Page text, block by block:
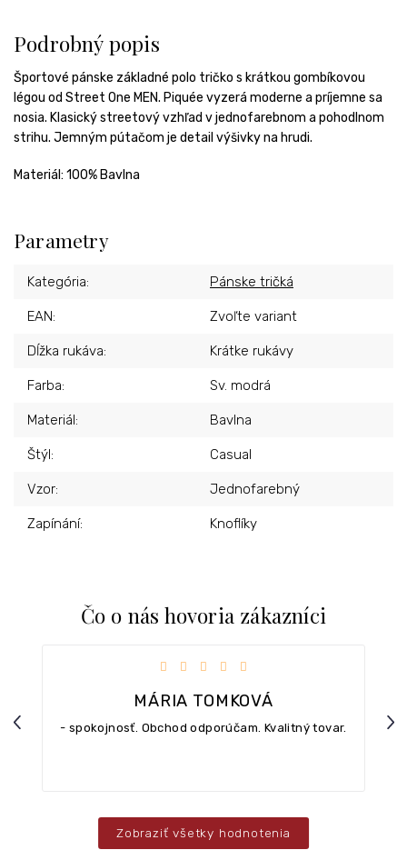
Podrobný popis
Športové pánske základné polo tričko s krátkou gombíkovou
légou od Street One MEN. Piquée vyzerá moderne a príjemne sa
nosia. Klasický streetový vzhľad v jednofarebnom a pohodlnom
strihu. Jemným pútačom je detail výšivky na hrudi.
Materiál: 100% Bavlna
Parametry
Kategória: Pánske tričká
EAN: Zvoľte variant
Dĺžka rukáva: Krátke rukávy
Farba: Sv. modrá
Materiál: Bavlna
Štýl: Casual
Vzor: Jednofarebný
Zapínání: Knoflíky
Čo o nás hovoria zákazníci
Previous
MÁRIA TOMKOVÁ
Hodnotenie obchodu je 5 z 5 hviezdičiek.
- spokojnosť. Obchod odporúčam. Kvalitný tovar.
Zobraziť všetky hodnotenia